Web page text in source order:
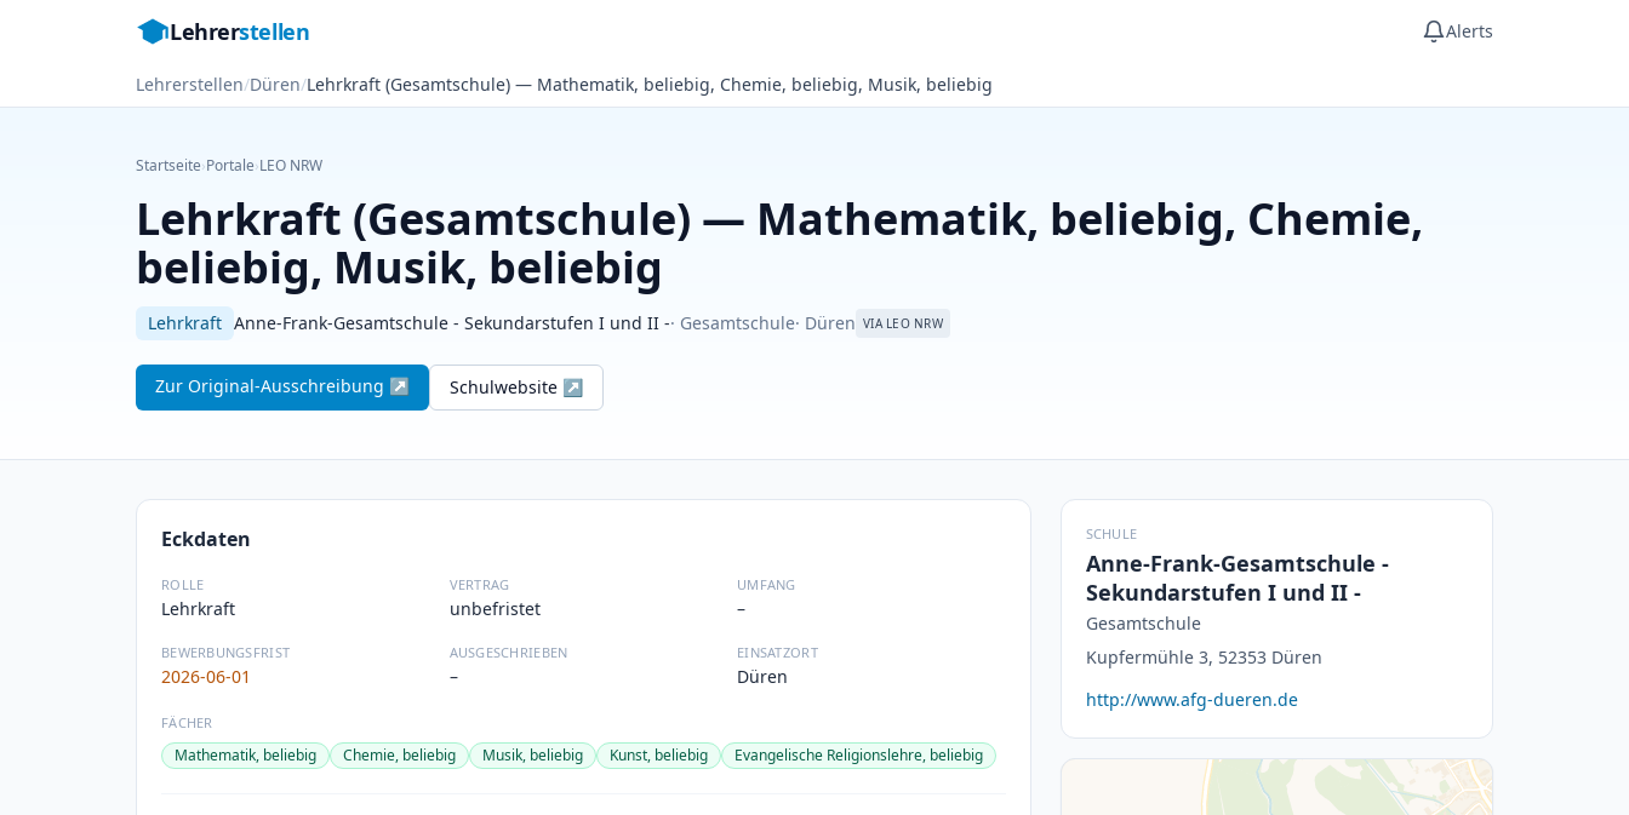
Lehrerstellen Alerts
Lehrerstellen/Düren/Lehrkraft (Gesamtschule) — Mathematik, beliebig, Chemie, beliebig, Musik, beliebig
Startseite›Portale›LEO NRW
Lehrkraft (Gesamtschule) — Mathematik, beliebig, Chemie,
beliebig, Musik, beliebig
Lehrkraft Anne-Frank-Gesamtschule - Sekundarstufen I und II -· Gesamtschule· Düren VIA LEO NRW
Zur Original-Ausschreibung ↗ Schulwebsite ↗
Eckdaten
ROLLE
Lehrkraft
VERTRAG
unbefristet
UMFANG
–
BEWERBUNGSFRIST
2026-06-01
AUSGESCHRIEBEN
–
EINSATZORT
Düren
FÄCHER
Mathematik, beliebig Chemie, beliebig Musik, beliebig Kunst, beliebig Evangelische Religionslehre, beliebig
SCHULE
Anne-Frank-Gesamtschule -
Sekundarstufen I und II -
Gesamtschule
Kupfermühle 3, 52353 Düren
http://www.afg-dueren.de